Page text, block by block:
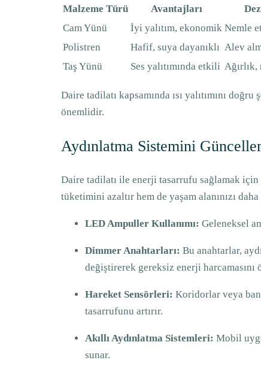
Malzeme Türü Avantajları
Cam Yünü
İyi yalıtım, ekonomik Nemle
Polistren
Hafif, suya dayanıklı Alev
Taş Yünü
Ses yalıtımında etkili
Daire tadilatı kapsamında ısı yalıtımını
önemlidir.
Aydınlatma Sistemini
Daire tadilatı ile enerji tasarrufu sağlamak
tüketimini azaltır hem de yaşam alanınızı
LED Ampuller Kullanımı: Geleneksel
Dimmer Anahtarları: Bu anahtarlar,
değiştirerek gereksiz enerji harcamasını
Hareket Sensörleri: Koridorlar veya
tasarrufunu artırır.
Akıllı Aydınlatma Sistemleri: Mobil
sunar.